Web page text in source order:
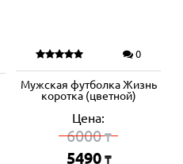
0
Мужская футболка Жизнь
коротка (цветной)
Цена:
6000₸
5490 ₸